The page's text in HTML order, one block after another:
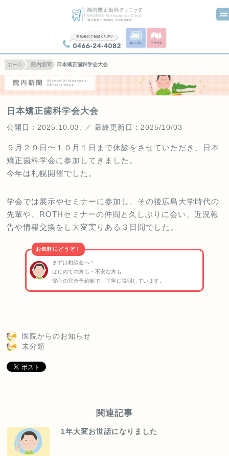
0466-24-4082
ホーム 院内新聞 日本矯正歯科学会大会
日本矯正歯科学会大会
公開日：2025.10.03. ／ 最終更新日：2025/10/03
９月２９日〜１０月１日まで休診をさせていただき、日本
矯正歯科学会に参加してきました。
今年は札幌開催でした。
学会では展示やセミナーに参加し、その後広島大学時代の
先輩や、ROTHセミナーの仲間と久しぶりに会い、近況報
告や情報交換をし大変実りある３日間でした。
お気軽にどうぞ！
まずは相談会へ！
はじめての方も・不安な方も、
安心の完全予約制で、丁寧に説明しています。
医院からのお知らせ
未分類
関連記事
1年大変お世話になりました